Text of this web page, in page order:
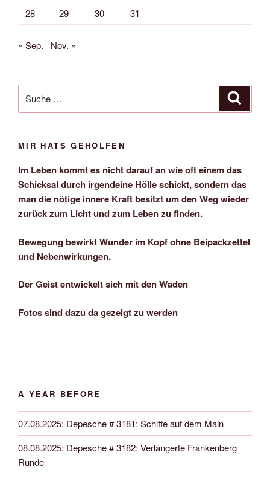
28
29 30 31
« Sep. Nov. »
nach:
MIR HATS GEHOLFEN
Im Leben kommt es nicht darauf an wie oft einem das
Schicksal durch irgendeine Hölle schickt, sondern das
man die nötige innere Kraft besitzt um den Weg wieder
zurück zum Licht und zum Leben zu finden.
Bewegung bewirkt Wunder im Kopf ohne Beipackzettel
und Nebenwirkungen.
Der Geist entwickelt sich mit den Waden
Fotos sind dazu da gezeigt zu werden
A YEAR BEFORE
07.08.2025: Depesche # 3181: Schiffe auf dem Main
08.08.2025: Depesche # 3182: Verlängerte Frankenberg
Runde